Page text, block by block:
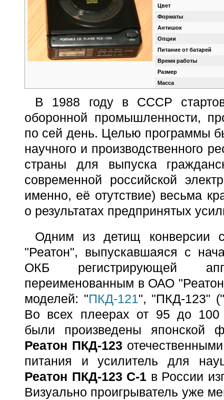
Цвет
Форматы
Антишок
Опции
Питание от батарей
Время работы
Размер
Масса
В 1988 году в СССР
оборонной промышленности,
по сей день. Целью программы
научного и производственного
страны для выпуска
современной российской
именно, её отутствие) весьма
о результатах предпринятых
Одним из детищ конверсии
"Реатон", выпускавшаяся с
ОКБ регистрирующей
переименованным в ОАО
моделей: "ПКД-121", "ПКД-123"
Во всех плеерах от 95 до 100
были произведены японской
Реатон ПКД-123
питания и усилитель для
Реатон ПКД-123 С-1 в России
Визуально проигрыватель уже